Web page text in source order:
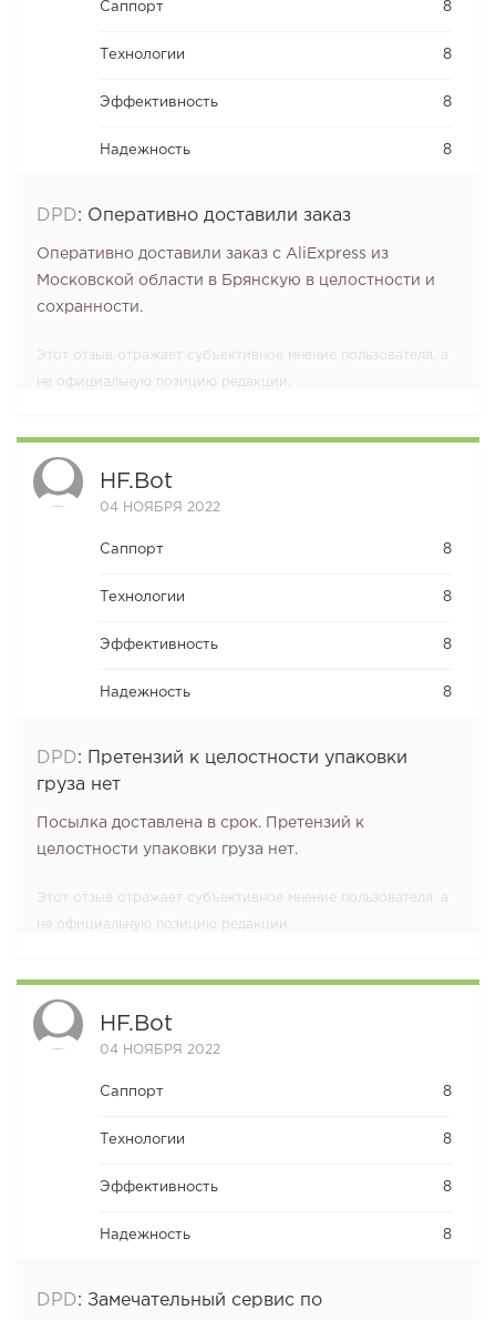
Саппорт 8
Технологии 8
Эффективность 8
Надежность 8
DPD: Оперативно доставили заказ
Оперативно доставили заказ с AliExpress из
Московской области в Брянскую в целостности и
сохранности.
Этот отзыв отражает субъективное мнение пользователя, а
не официальную позицию редакции.
HF.bot
04 НОЯБРЯ 2022
Саппорт 8
Технологии 8
Эффективность 8
Надежность 8
DPD:
Претензий к целостности упаковки
груза нет
Посылка доставлена в срок. Претензий к
целостности упаковки груза нет.
Этот отзыв отражает субъективное мнение пользователя, а
не официальную позицию редакции.
HF.bot
04 НОЯБРЯ 2022
Саппорт 8
Технологии 8
Эффективность 8
Надежность 8
DPD: Замечательный сервис по